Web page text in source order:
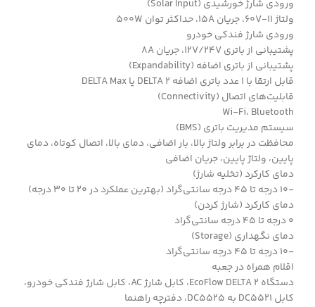
ورودی شارژ خورشیدی (Solar Input)
ولتاژ 11-60V، جریان 15A، حداکثر توان 500W
ورودی شارژ فندکی خودرو
پشتیبانی از باتری 12V/24V، جریان 8A
پشتیبانی از باتری اضافه (Expandability)
قابل ارتقا با 1 عدد باتری اضافه DELTA 2 یا DELTA Max
قابلیت‌های اتصال (Connectivity)
Wi-Fi، Bluetooth
سیستم مدیریت باتری (BMS)
محافظت در برابر ولتاژ بالا، بار اضافی، دمای بالا، اتصال کوتاه، دمای
پایین، ولتاژ پایین، جریان اضافی
دمای کارکرد (تخلیه شارژ)
-10 درجه تا 45 درجه سانتی‌گراد (بهترین عملکرد در 20 تا 30 درجه)
دمای کارکرد (شارژ کردن)
0 درجه تا 45 درجه سانتی‌گراد
دمای نگهداری (Storage)
-10 درجه تا 45 درجه سانتی‌گراد
اقلام همراه در جعبه
دستگاه EcoFlow DELTA 2، کابل شارژ AC، کابل شارژ فندکی خودرو،
کابل DC5521 به DC5525، دفترچه راهنما